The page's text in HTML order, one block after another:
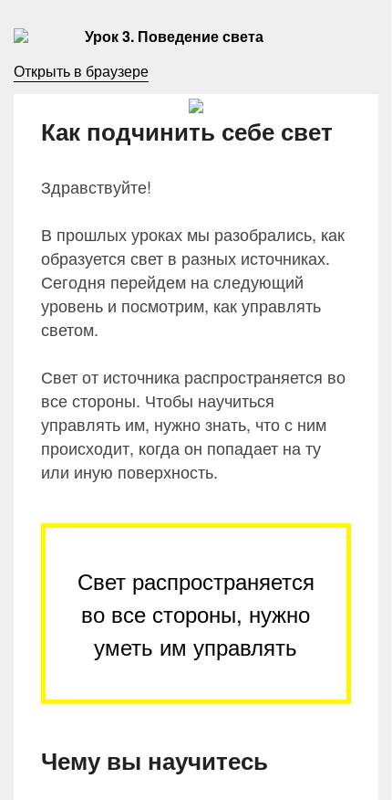
Урок3. Поведение света
Открыть в браузере
Как подчинить себе свет
Здравствуйте!
В прошлых уроках мы разобрались, как
образуется свет в разных источниках.
Сегодня перейдем на следующий
уровень и посмотрим, как управлять
светом.
Свет от источника распространяется во
все стороны. Чтобы научиться
управлять им, нужно знать, что с ним
происходит, когда он попадает на ту
или иную поверхность.
Свет распространяется
во все стороны, нужно
уметь им управлять
Чему вы научитесь